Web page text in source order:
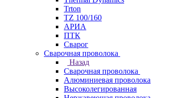
Trton
TZ 100/160
АРИА
ПТК
Сварог
Сварочная проволока
Назад
Сварочная проволока
Алюминиевая проволока
Высоколегированная